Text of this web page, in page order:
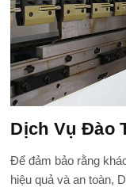
Dịch Vụ Đào
Để đảm bảo rằng
hiệu quả và an toàn,